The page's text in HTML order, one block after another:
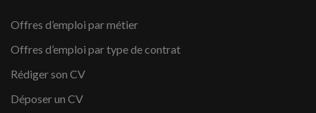
Offres d’emploi par métier
Offres d’emploi par type de contrat
Rédiger son CV
Déposer un CV